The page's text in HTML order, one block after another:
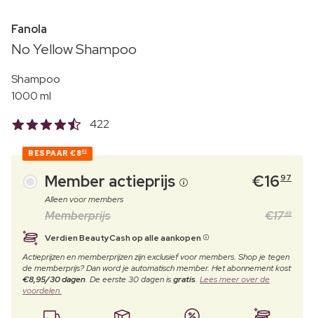
Fanola
No Yellow Shampoo
Shampoo
1000 ml
422
BESPAAR €802
Member actieprijs €1697
Alleen voor members
Memberprijs €1749
Verdien BeautyCash op alle aankopen
Actieprijzen en memberprijzen zijn exclusief voor members. Shop je tegen
de memberprijs? Dan word je automatisch member. Het abonnement kost
€8,95/30 dagen. De eerste 30 dagen isgratis. Lees meer over de
voordelen.